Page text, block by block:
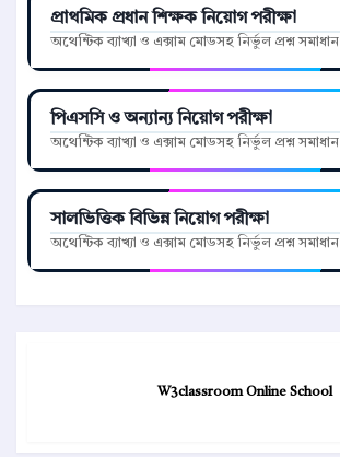
প্রাথমিক প্রধান শিক্ষক নিয়োগ পরীক্ষা
অথেন্টিক ব্যাখ্যা ও এক্সাম মোডসহ নির্ভুল প্রশ্ন সমাধান
পিএসসি ও অন্যান্য নিয়োগ পরীক্ষা
অথেন্টিক ব্যাখ্যা ও এক্সাম মোডসহ নির্ভুল প্রশ্ন সমাধান
সালভিত্তিক বিভিন্ন নিয়োগ পরীক্ষা
অথেন্টিক ব্যাখ্যা ও এক্সাম মোডসহ নির্ভুল প্রশ্ন সমাধান
W3classroom Online School